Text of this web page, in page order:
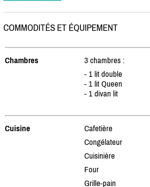
COMMODITÉS ET ÉQUIPEMENT
Chambres
3 chambres :
- 1 lit double
- 1 lit Queen
- 1 divan lit
Cuisine
Cafetière
Congélateur
Cuisinière
Four
Grille-pain